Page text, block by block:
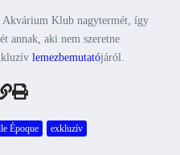
Akvárium Klub nagytermét, így
annak, aki nem szeretne
lemezbemutatójáról.
Époque
exkluzív